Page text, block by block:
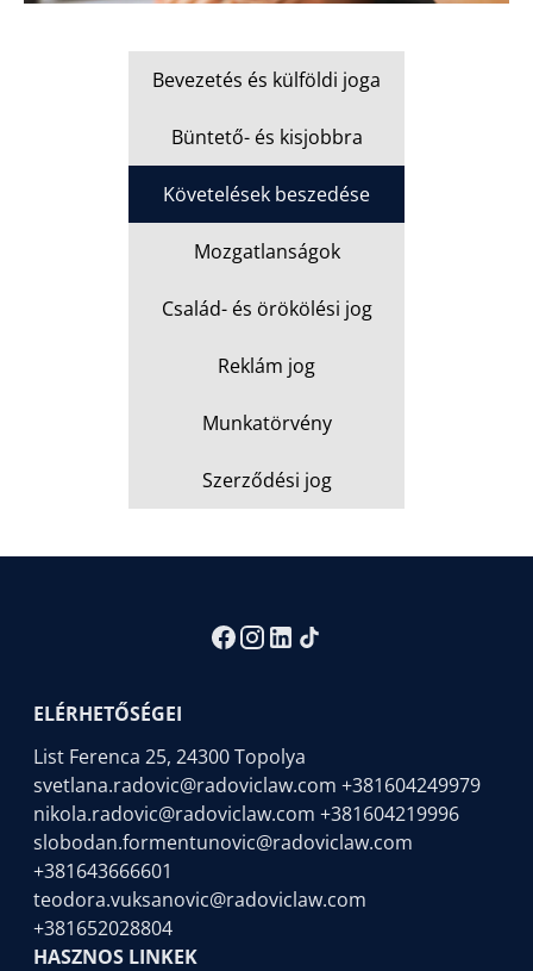
Bevezetés és külföldi joga
Büntető- és kisjobbra
Követelések beszedése
Mozgatlanságok
Család- és örökölési jog
Reklám jog
Munkatörvény
Szerződési jog
ELÉRHETŐSÉGEI
List Ferenca 25, 24300 Topolya
svetlana.radovic@radoviclaw.com +381604249979
nikola.radovic@radoviclaw.com +381604219996
slobodan.formentunovic@radoviclaw.com
+381643666601
teodora.vuksanovic@radoviclaw.com
+381652028804
HASZNOS LINKEK